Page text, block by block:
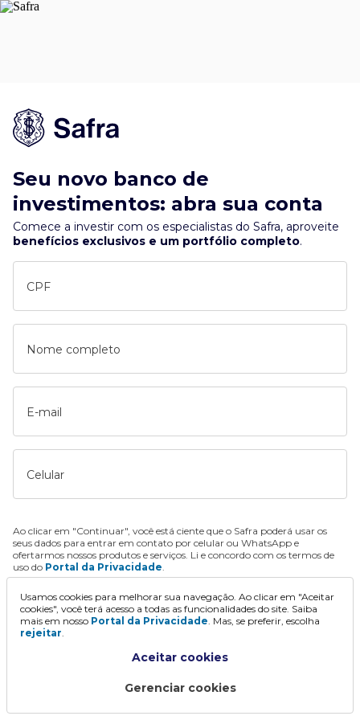
Seu novo banco de
investimentos: abra sua conta
Comece a investir com os especialistas do Safra, aproveite
benefícios exclusivos e um portfólio completo.
CPF
Nome completo
E-mail
Celular
Ao clicar em "Continuar", você está ciente que o Safra poderá usar os
seus dados para entrar em contato por celular ou WhatsApp e
ofertarmos nossos produtos e serviços. Li e concordo com os termos de
uso do Portal da Privacidade.
Continuar
Usamos cookies para melhorar sua navegação. Ao clicar em "Aceitar
cookies", você terá acesso a todas as funcionalidades do site. Saiba
mais em nosso Portal da Privacidade. Mas, se preferir, escolha
rejeitar.
Aceitar cookies
Gerenciar cookies